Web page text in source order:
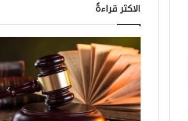
الاكثر قراءةً